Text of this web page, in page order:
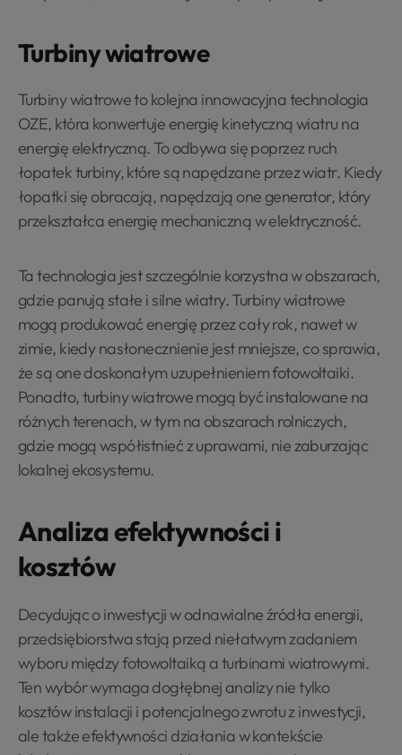
Turbiny wiatrowe
Turbiny wiatrowe to kolejna innowacyjna technologia
OZE, która konwertuje energię kinetyczną wiatru na
energię elektryczną. To odbywa się poprzez ruch
łopatek turbiny, które są napędzane przez wiatr. Kiedy
łopatki się obracają, napędzają one generator, który
przekształca energię mechaniczną w elektryczność.
Ta technologia jest szczególnie korzystna w obszarach,
gdzie panują stałe i silne wiatry. Turbiny wiatrowe
mogą produkować energię przez cały rok, nawet w
zimie, kiedy nasłonecznienie jest mniejsze, co sprawia,
że są one doskonałym uzupełnieniem fotowoltaiki.
Ponadto, turbiny wiatrowe mogą być instalowane na
różnych terenach, w tym na obszarach rolniczych,
gdzie mogą współistnieć z uprawami, nie zaburzając
lokalnej ekosystemu.
Analiza efektywności i
kosztów
Decydując o inwestycji w odnawialne źródła energii,
przedsiębiorstwa stają przed niełatwym zadaniem
wyboru między fotowoltaiką a turbinami wiatrowymi.
Ten wybór wymaga dogłębnej analizy nie tylko
kosztów instalacji i potencjalnego zwrotu z inwestycji,
ale także efektywności działania w kontekście